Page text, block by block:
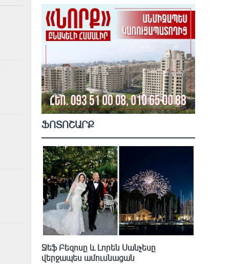
ՖՈՏՈՇԱՐՔ
Ջեֆ Բեզոսը և Լորեն Սանչեսը
վերջապես ամուսնացան